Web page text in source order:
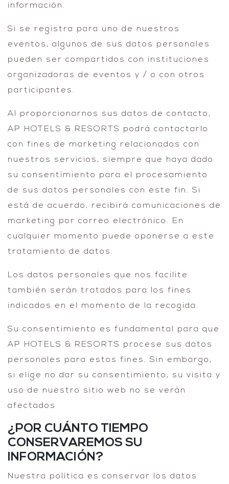
información.
Si se registra para uno de nuestros
eventos, algunos de sus datos personales
pueden ser compartidos con instituciones
organizadoras de eventos y / o con otros
participantes.
Al proporcionarnos sus datos de contacto,
AP HOTELS & RESORTS podrá contactarlo
con fines de marketing relacionados con
nuestros servicios, siempre que haya dado
su consentimiento para el procesamiento
de sus datos personales con este fin. Si
está de acuerdo, recibirá comunicaciones de
marketing por correo electrónico. En
cualquier momento puede oponerse a este
tratamiento de datos.
Los datos personales que nos facilite
también serán tratados para los fines
indicados en el momento de la recogida.
Su consentimiento es fundamental para que
AP HOTELS & RESORTS procese sus datos
personales para estos fines. Sin embargo,
si elige no dar su consentimiento, su visita y
uso de nuestro sitio web no se verán
afectados
¿POR CUÁNTO TIEMPO
CONSERVAREMOS SU
INFORMACIÓN?
Nuestra política es conservar los datos